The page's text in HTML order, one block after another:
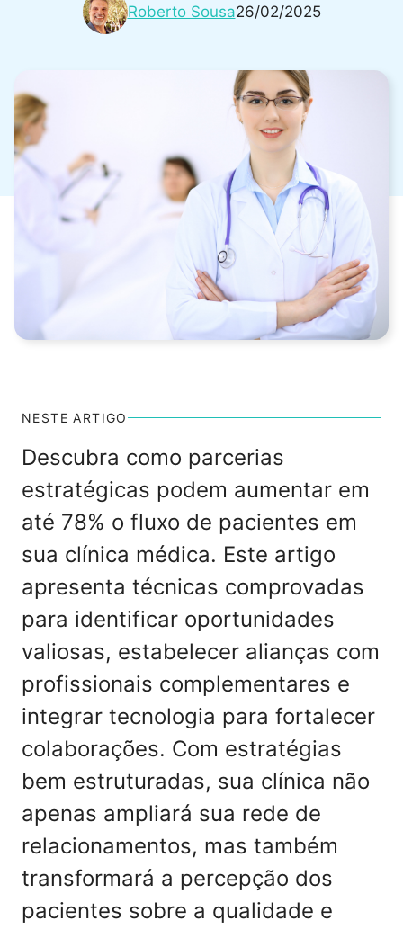
Roberto Sousa26/02/2025
NESTE ARTIGO
Descubra como parcerias
estratégicas podem aumentar em
até 78% o fluxo de pacientes em
sua clínica médica. Este artigo
apresenta técnicas comprovadas
para identificar oportunidades
valiosas, estabelecer alianças com
profissionais complementares e
integrar tecnologia para fortalecer
colaborações. Com estratégias
bem estruturadas, sua clínica não
apenas ampliará sua rede de
relacionamentos, mas também
transformará a percepção dos
pacientes sobre a qualidade e